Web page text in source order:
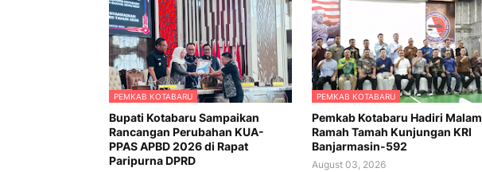
PEMKAB KOTABARU
Bupati Kotabaru Sampaikan
Rancangan Perubahan KUA-
PPAS APBD 2026 di Rapat
Paripurna DPRD
PEMKAB KOTABARU
Pemkab Kotabaru Hadiri Malam
Ramah Tamah Kunjungan KRI
Banjarmasin-592
August 03, 2026